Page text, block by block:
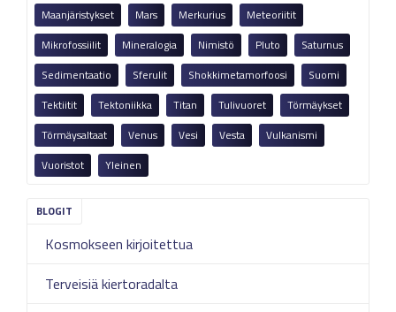
Maanjäristykset
Mars Merkurius
Meteoriitit
Mikrofossiilit
Mineralogia Nimistö Pluto
Saturnus
Sedimentaatio
Sferulit Shokkimetamorfoosi
Suomi
Tektiitit
Tektoniikka Titan Tulivuoret
Törmäykset
Törmäysaltaat
Venus Vesi Vesta
Vulkanismi
Vuoristot
Yleinen
Kosmokseen kirjoitettua
Terveisiä kiertoradalta